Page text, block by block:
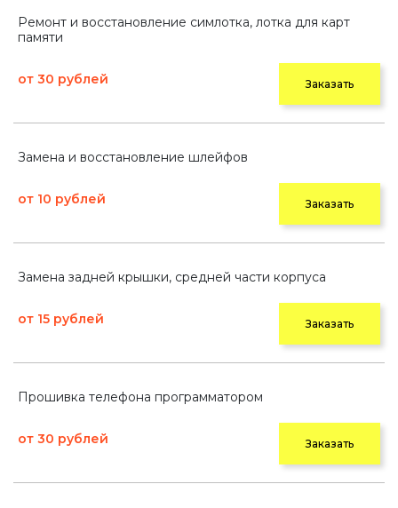
Ремонт и восстановление симлотка, лотка для карт
памяти
от 30 рублей Заказать
Замена и восстановление шлейфов
от 10 рублей Заказать
Замена задней крышки, средней части корпуса
от 15 рублей Заказать
Прошивка телефона программатором
от 30 рублей Заказать